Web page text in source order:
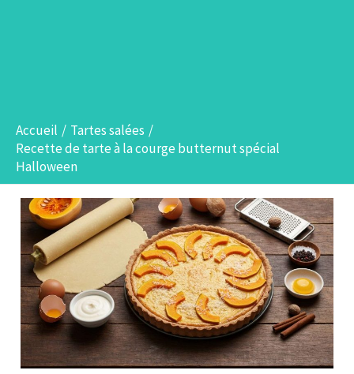
Accueil
Tartes salées
Recette de tarte à la courge butternut spécial
Halloween